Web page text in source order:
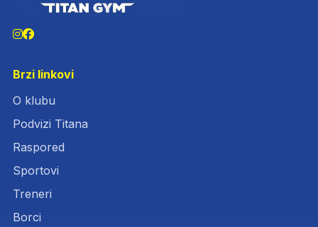
Brzi linkovi
O klubu
Podvizi Titana
Raspored
Sportovi
Treneri
Borci